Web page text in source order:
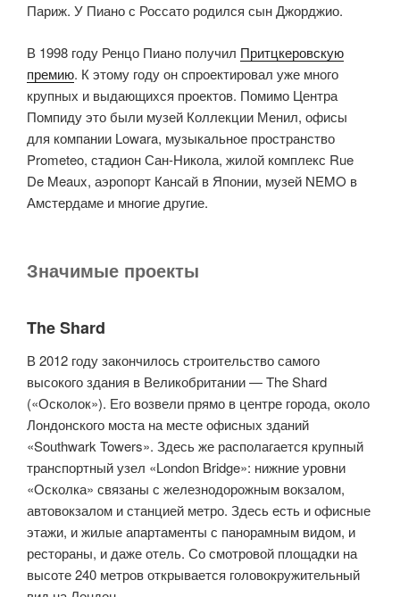
Париж. У Пиано с Россато родился сын Джорджио.
В 1998 году Ренцо Пиано получил Притцкеровскую
премию. К этому году он спроектировал уже много
крупных и выдающихся проектов. Помимо Центра
Помпиду это были музей Коллекции Менил, офисы
для компании Lowara, музыкальное пространство
Prometeo, стадион Сан-Никола, жилой комплекс Rue
De Meaux, аэропорт Кансай в Японии, музей NEMO в
Амстердаме и многие другие.
Значимые проекты
The Shard
В 2012 году закончилось строительство самого
высокого здания в Великобритании — The Shard
(«Осколок»). Его возвели прямо в центре города, около
Лондонского моста на месте офисных зданий
«Southwark Towers». Здесь же располагается крупный
транспортный узел «London Bridge»: нижние уровни
«Осколка» связаны с железнодорожным вокзалом,
автовокзалом и станцией метро. Здесь есть и офисные
этажи, и жилые апартаменты с панорамным видом, и
рестораны, и даже отель. Со смотровой площадки на
высоте 240 метров открывается головокружительный